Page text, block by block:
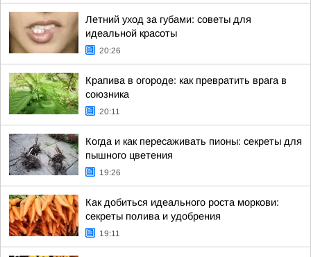
Летний уход за губами: советы для
идеальной красоты
20:26
Крапива в огороде: как превратить врага в
союзника
20:11
Когда и как пересаживать пионы: секреты для
пышного цветения
19:26
Как добиться идеального роста моркови:
секреты полива и удобрения
19:11